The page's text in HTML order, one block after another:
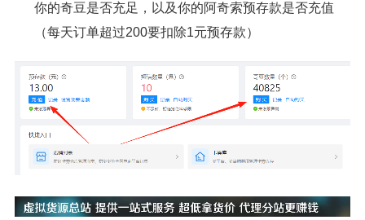
你的奇豆是否充足，以及你的阿奇索预存款是否充值
（每天订单超过200要扣除1元预存款）